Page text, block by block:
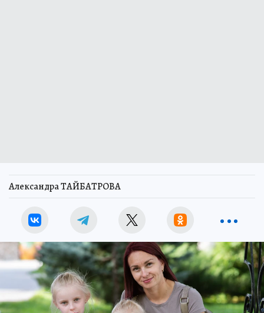
Александра ТАЙБАТРОВА